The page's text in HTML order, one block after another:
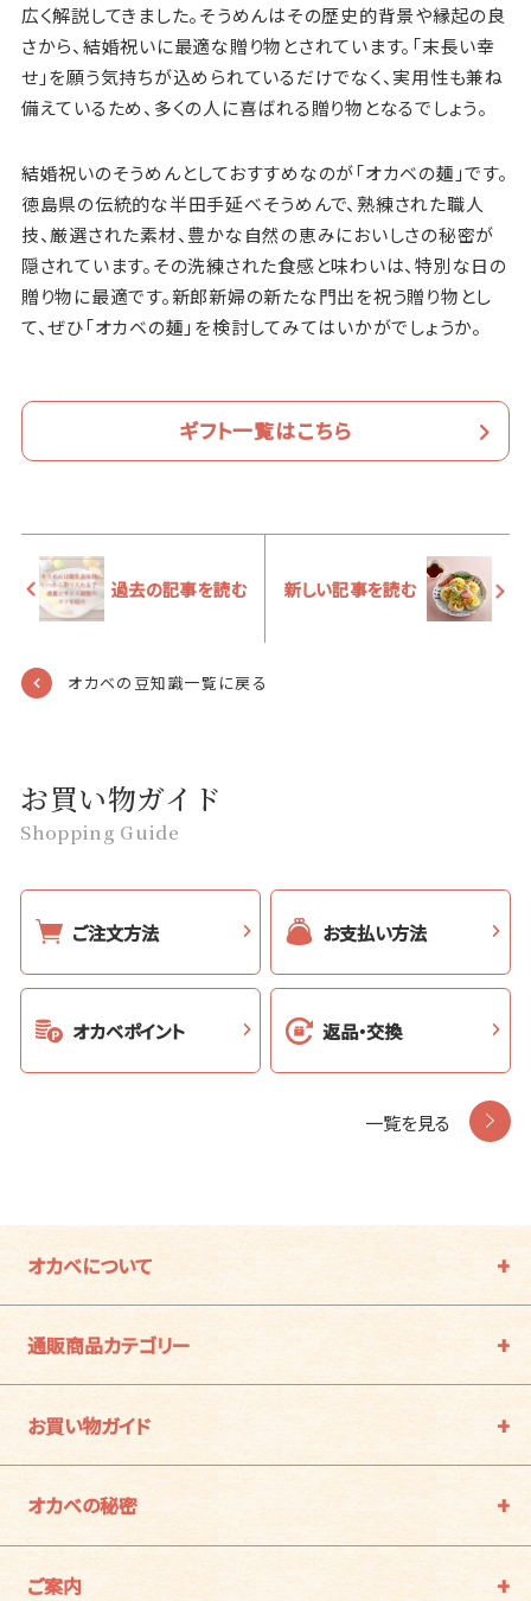
広く解説してきました。そうめんはその歴史的背景や縁起の良
さから、結婚祝いに最適な贈り物とされています。「末長い幸
せ」を願う気持ちが込められているだけでなく、実用性も兼ね
備えているため、多くの人に喜ばれる贈り物となるでしょう。
結婚祝いのそうめんとしておすすめなのが「オカベの麺」です。
徳島県の伝統的な半田手延べそうめんで、熟練された職人
技、厳選された素材、豊かな自然の恵みにおいしさの秘密が
隠されています。その洗練された食感と味わいは、特別な日の
贈り物に最適です。新郎新婦の新たな門出を祝う贈り物とし
て、ぜひ「オカベの麺」を検討してみてはいかがでしょうか。
ギフト一覧はこちら
過去の記事を読む 新しい記事を読む
オカベの豆知識一覧に戻る
お買い物ガイド
Shopping Guide
ご注文方法 お支払い方法
オカベポイント 返品・交換
一覧を見る
オカベについて
通販商品カテゴリー
お買い物ガイド
オカベの秘密
ご案内